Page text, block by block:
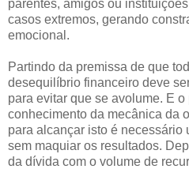
parentes, amigos ou
casos extremos, gerando
emocional.
Partindo da premissa de que
desequilíbrio financeiro deve
para evitar que se avolume. E
conhecimento da mecânica da
para alcançar isto é necessário
sem maquiar os resultados.
da dívida com o volume de